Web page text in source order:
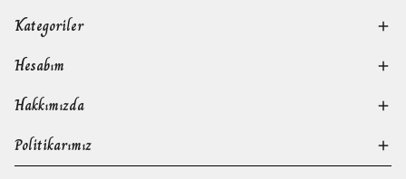
Kategoriler
Hesabım
Hakkımızda
Politikarımız